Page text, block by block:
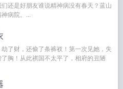
还是好朋友谁说精神病没有春天？蓝山
病院。...
了财，还偷了条裤衩！第一次见她，失
胸！从此祺国不太平了，相府的丑陋